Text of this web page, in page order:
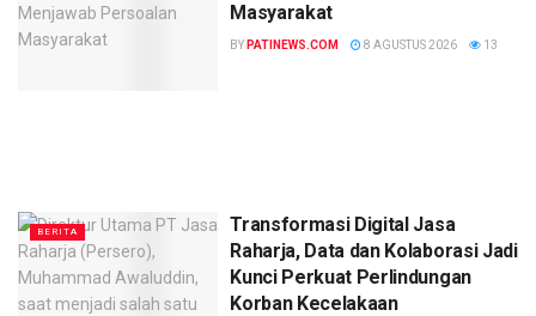
Masyarakat
BY PATINEWS.COM 8 AGUSTUS 2026 13
BERITA
Transformasi Digital Jasa
Raharja, Data dan Kolaborasi Jadi
Kunci Perkuat Perlindungan
Korban Kecelakaan